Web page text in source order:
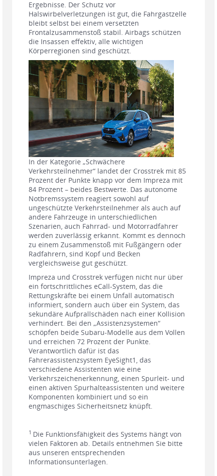
Ergebnisse. Der Schutz vor
Halswirbelverletzungen ist gut, die Fahrgastzelle
bleibt selbst bei einem versetzten
Frontalzusammenstoß stabil. Airbags schützen
die Insassen effektiv, alle wichtigen
Körperregionen sind geschützt.
In der Kategorie „Schwächere
Verkehrsteilnehmer“ landet der Crosstrek mit 85
Prozent der Punkte knapp vor dem Impreza mit
84 Prozent – beides Bestwerte. Das autonome
Notbremssystem reagiert sowohl auf
ungeschützte Verkehrsteilnehmer als auch auf
andere Fahrzeuge in unterschiedlichen
Szenarien, auch Fahrrad- und Motorradfahrer
werden zuverlässig erkannt. Kommt es dennoch
zu einem Zusammenstoß mit Fußgängern oder
Radfahrern, sind Kopf und Becken
vergleichsweise gut geschützt.
Impreza und Crosstrek verfügen nicht nur über
ein fortschrittliches eCall-System, das die
Rettungskräfte bei einem Unfall automatisch
informiert, sondern auch über ein System, das
sekundäre Aufprallschäden nach einer Kollision
verhindert. Bei den „Assistenzsystemen“
schöpfen beide Subaru-Modelle aus dem Vollen
und erreichen 72 Prozent der Punkte.
Verantwortlich dafür ist das
Fahrerassistenzsystem EyeSight1, das
verschiedene Assistenten wie eine
Verkehrszeichenerkennung, einen Spurleit- und
einen aktiven Spurhalteassistenten und weitere
Komponenten kombiniert und so ein
engmaschiges Sicherheitsnetz knüpft.
1 Die Funktionsfähigkeit des Systems hängt von
vielen Faktoren ab. Details entnehmen Sie bitte
aus unseren entsprechenden
Informationsunterlagen.